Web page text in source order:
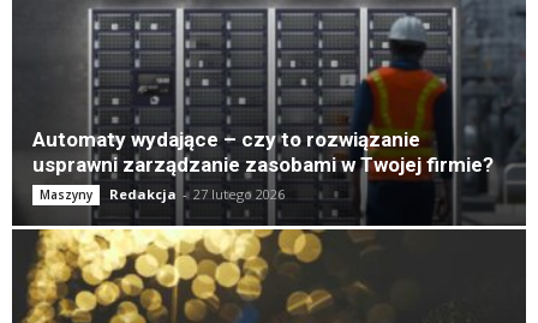
Automaty wydające – czy to rozwiązanie
usprawni zarządzanie zasobami w Twojej firmie?
Maszyny Redakcja - 27 lutego 2026